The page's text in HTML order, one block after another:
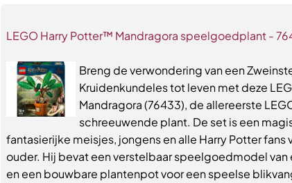
LEGO Harry Potter™ Mandragora speelgoedplant -
Breng de verwondering van een
Kruidenkundeles tot leven met deze
Mandragora (76433), de allereerste
schreeuwende plant. De set is een
fantasierijke meisjes, jongens en alle Harry Potter fans
ouder. Hij bevat een verstelbaar speelgoedmodel van
en een bouwbare plantenpot voor een speelse